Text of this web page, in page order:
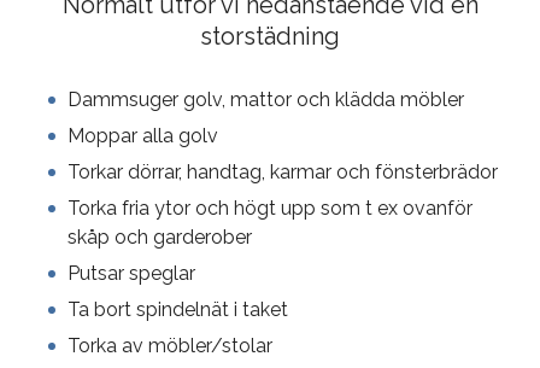
storstädning
Dammsuger golv, mattor och klädda möbler
Moppar alla golv
Torkar dörrar, handtag, karmar och fönsterbrädor
Torka fria ytor och högt upp som t ex ovanför
skåp och garderober
Putsar speglar
Ta bort spindelnät i taket
Torka av möbler/stolar